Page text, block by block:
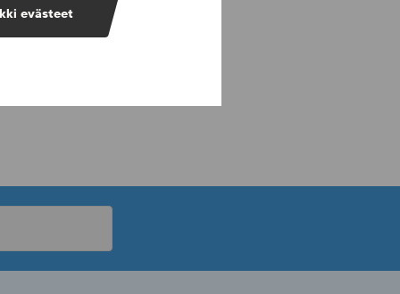
evästeet